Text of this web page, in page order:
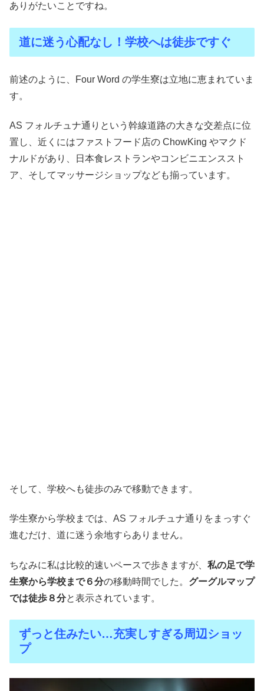
ありがたいことですね。
道に迷う心配なし！学校へは徒歩ですぐ
前述のように、Four Word の学生寮は立地に恵まれていま
す。
AS フォルチュナ通りという幹線道路の大きな交差点に位
置し、近くにはファストフード店の ChowKing やマクド
ナルドがあり、日本食レストランやコンビニエンススト
ア、そしてマッサージショップなども揃っています。
そして、学校へも徒歩のみで移動できます。
学生寮から学校までは、AS フォルチュナ通りをまっすぐ
進むだけ、道に迷う余地すらありません。
ちなみに私は比較的速いペースで歩きますが、 私の足で学
生寮から学校まで６分の移動時間でした。 グーグルマップ
では徒歩８分と表示されています。
ずっと住みたい…充実しすぎる周辺ショッ
プ